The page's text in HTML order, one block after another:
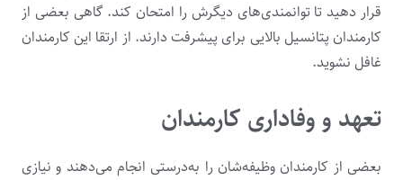
قرار دهید تا توانمندی‌های دیگرش را امتحان کند. گاهی بعضی از
کارمندان پتانسیل بالایی برای پیشرفت دارند. از ارتقا این کارمندان
غافل نشوید.
تعهد و وفاداری کارمندان
بعضی از کارمندان وظیفه‌شان را به‌درستی انجام می‌دهند و نیازی